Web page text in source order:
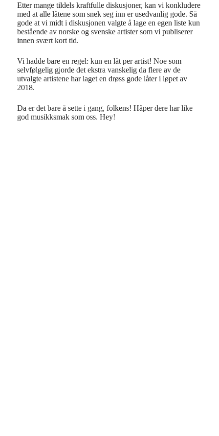
Etter mange tildels kraftfulle diskusjoner, kan vi konkludere
med at alle låtene som snek seg inn er usedvanlig gode. Så
gode at vi midt i diskusjonen valgte å lage en egen liste kun
bestående av norske og svenske artister som vi publiserer
innen svært kort tid.
Vi hadde bare en regel: kun en låt per artist! Noe som
selvfølgelig gjorde det ekstra vanskelig da flere av de
utvalgte artistene har laget en drøss gode låter i løpet av
2018.
Da er det bare å sette i gang, folkens! Håper dere har like
god musikksmak som oss. Hey!